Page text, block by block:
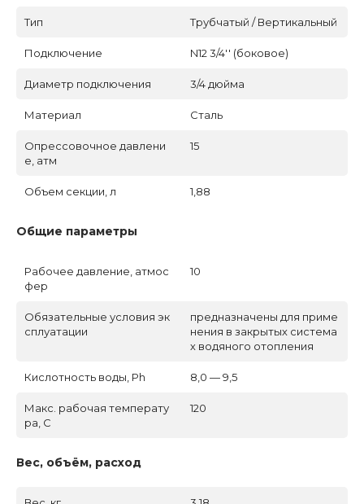
Тип Трубчатый / Вертикальный
Подключение N12 3/4'' (боковое)
Диаметр подключения 3/4 дюйма
Материал Сталь
Опрессовочное давлени
е, атм
15
Объем секции, л 1,88
Общие параметры
Рабочее давление, атмос
фер
10
Обязательные условия эк
сплуатации
предназначены для приме
нения в закрытых система
х водяного отопления
Кислотность воды, Ph 8,0 — 9,5
Макс. рабочая температу
ра, C
120
Вес, объём, расход